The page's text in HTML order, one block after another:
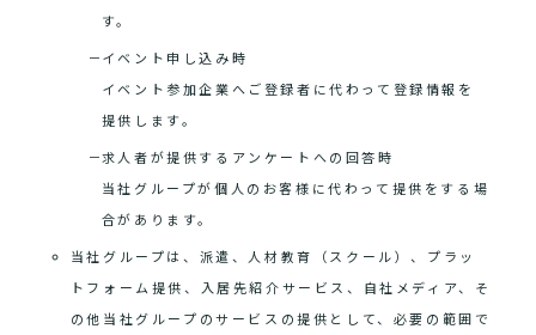
す。
イベント申し込み時
イベント参加企業へご登録者に代わって登録情報を
提供します。
求人者が提供するアンケートへの回答時
当社グループが個人のお客様に代わって提供をする場
合があります。
当社グループは、派遣、人材教育（スクール）、プラッ
トフォーム提供、入居先紹介サービス、自社メディア、そ
の他当社グループのサービスの提供として、必要の範囲で